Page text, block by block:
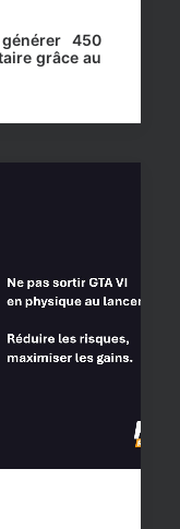
450
grâce au